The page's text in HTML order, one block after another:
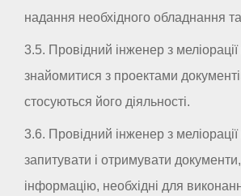
надання необхідного обладнання
3.5. Провідний інженер з
знайомитися з проектами
стосуються його діяльності.
3.6. Провідний інженер з
запитувати і отримувати
інформацію, необхідні для